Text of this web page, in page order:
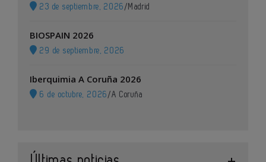
23 de septiembre, 2026 / Madrid
BIOSPAIN 2026
29 de septiembre, 2026
Iberquimia A Coruña 2026
6 de octubre, 2026 /A Coruña